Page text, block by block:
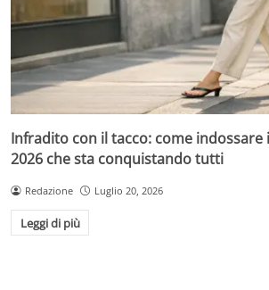
Infradito con il tacco: come indossare
2026 che sta conquistando tutti
Redazione Luglio 20, 2026
Leggi di più